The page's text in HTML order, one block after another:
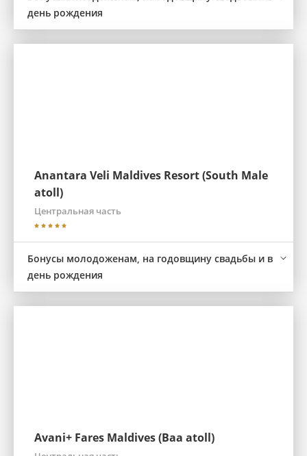
день рождения
Anantara Veli Maldives Resort (South Male
atoll)
Центральная часть
Бонусы молодоженам, на годовщину свадьбы и в
день рождения
Avani+ Fares Maldives (Baa atoll)